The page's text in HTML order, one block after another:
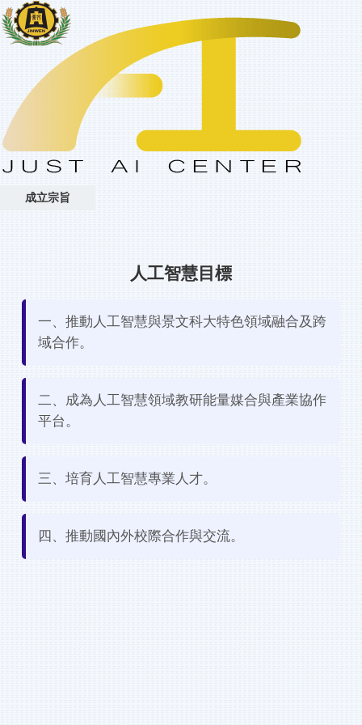
成立宗旨
人工智慧目標
一、推動人工智慧與景文科大特色領域融合及跨
域合作。
二、成為人工智慧領域教研能量媒合與產業協作
平台。
三、培育人工智慧專業人才。
四、推動國內外校際合作與交流。